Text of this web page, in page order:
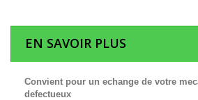
EN SAVOIR PLUS
Convient pour un echange de votre
defectueux